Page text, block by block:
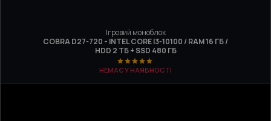
Ігровий моноблок
COBRA D27-720 - INTEL CORE I3-10100 / RAM 16 ГБ /
HDD 2 ТБ + SSD 480 ГБ
НЕМАЄ У НАЯВНОСТІ